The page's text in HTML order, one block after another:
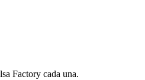
Factory cada una.